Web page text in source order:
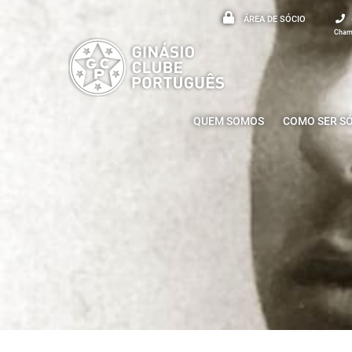
ÁREA DE SÓCIO
QUEM SOMOS COMO SER